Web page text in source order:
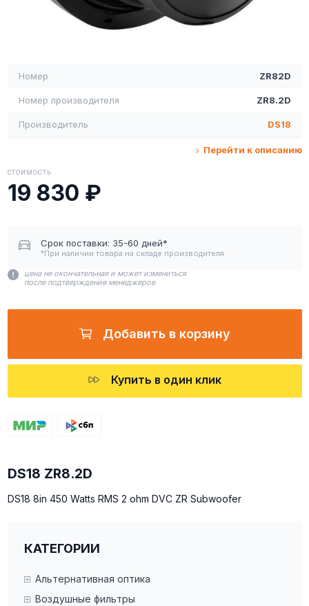
КАТЕГОРИИ
Альтернативная оптика
Воздушные фильтры
Номер ZR82D
Номер производителя ZR8.2D
Производитель DS18
Перейти к описанию
СТОИМОСТЬ
19 830 ₽
Срок поставки: 35-60 дней*
*При наличии товара на складе производителя
цена не окончательная и может измениться
после подтверждения менеджеров
Добавить в корзину
Купить в один клик
DS18 ZR8.2D
DS18 8in 450 Watts RMS 2 ohm DVC ZR Subwoofer